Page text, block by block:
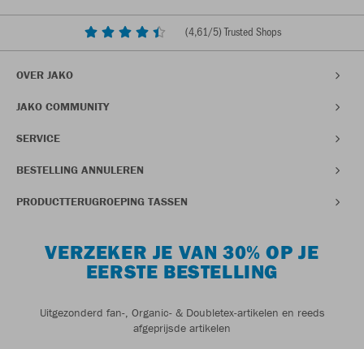
(4,61/5) Trusted Shops
OVER JAKO
JAKO COMMUNITY
SERVICE
BESTELLING ANNULEREN
PRODUCTTERUGROEPING TASSEN
VERZEKER JE VAN 30% OP JE
EERSTE BESTELLING
Uitgezonderd fan-, Organic- & Doubletex-artikelen en reeds
afgeprijsde artikelen